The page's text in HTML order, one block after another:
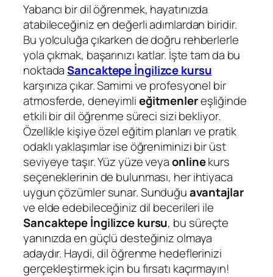
Yabancı bir dil öğrenmek, hayatınızda
atabileceğiniz en değerli adımlardan biridir.
Bu yolculuğa çıkarken de doğru rehberlerle
yola çıkmak, başarınızı katlar. İşte tam da bu
noktadaSancaktepe İngilizce kursu
karşınıza çıkar. Samimi ve profesyonel bir
atmosferde, deneyimlieğitmenlereşliğinde
etkili bir dil öğrenme süreci sizi bekliyor.
Özellikle kişiye özel eğitim planları ve pratik
odaklı yaklaşımlar ise öğreniminizi bir üst
seviyeye taşır. Yüz yüze veyaonlinekurs
seçeneklerinin de bulunması, her ihtiyaca
uygun çözümler sunar. Sunduğuavantajlar
ve elde edebileceğiniz dil becerileri ile
Sancaktepe İngilizce kursu, bu süreçte
yanınızda en güçlü desteğiniz olmaya
adaydır. Haydi, dil öğrenme hedeflerinizi
gerçekleştirmek için bu fırsatı kaçırmayın!